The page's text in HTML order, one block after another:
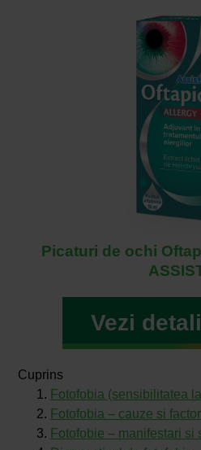
Picaturi de ochi
Vezi
Cuprins
Fotofobia (sensibilitatea
Fotofobia – cauze si
Fotofobie – manifestari si